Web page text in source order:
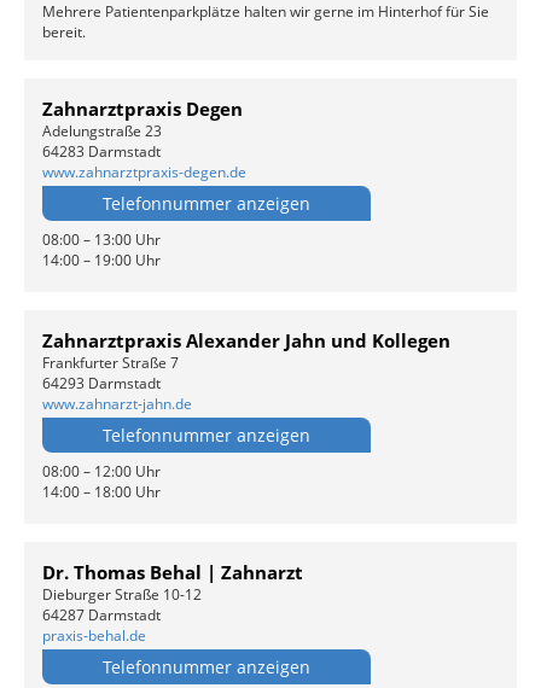
Mehrere Patientenparkplätze halten wir gerne im Hinterhof für Sie
bereit.
Zahnarztpraxis Degen
Adelungstraße 23
64283 Darmstadt
www.zahnarztpraxis-degen.de
Telefonnummer anzeigen
08:00 – 13:00 Uhr
14:00 – 19:00 Uhr
Zahnarztpraxis Alexander Jahn und Kollegen
Frankfurter Straße 7
64293 Darmstadt
www.zahnarzt-jahn.de
Telefonnummer anzeigen
08:00 – 12:00 Uhr
14:00 – 18:00 Uhr
Dr. Thomas Behal | Zahnarzt
Dieburger Straße 10-12
64287 Darmstadt
praxis-behal.de
Telefonnummer anzeigen